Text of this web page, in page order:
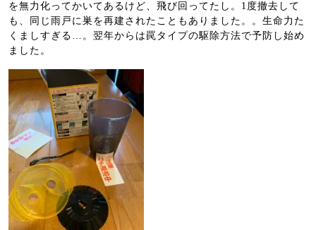
を無力化ってかいてあるけど、飛び回ってたし。1度撤去して
も、同じ雨戸に巣を再建されたこともありました。。生命力た
くましすぎる…。翌年からは罠タイプの駆除方法で予防し始め
ました。